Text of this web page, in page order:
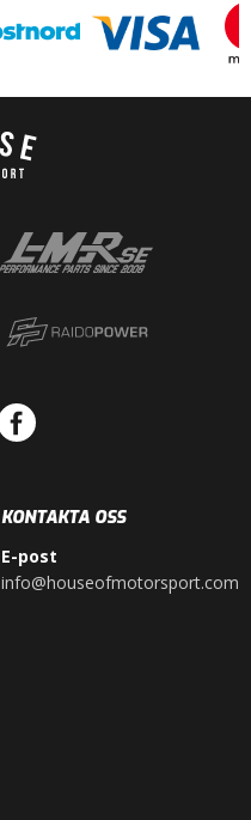
KONTAKTA OSS
E-post
info@houseofmotorsport.com